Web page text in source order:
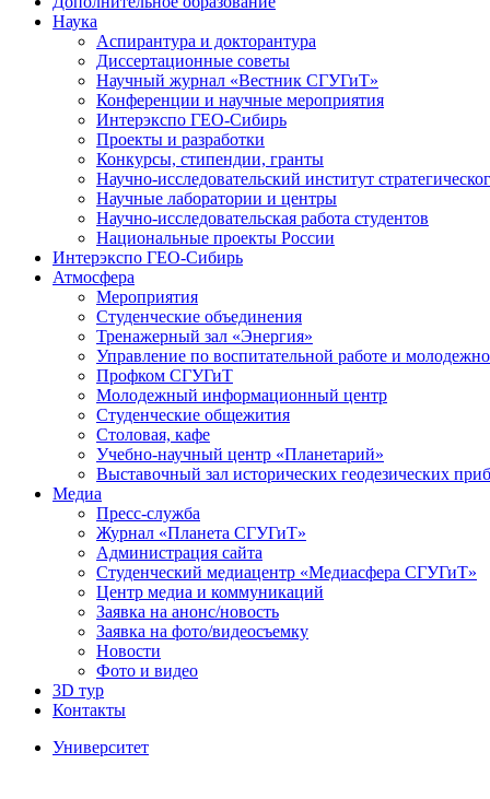
Наука
Аспирантура и докторантура
Диссертационные советы
Научный журнал «Вестник СГУГиТ»
Конференции и научные мероприятия
Интерэкспо ГЕО-Сибирь
Проекты и разработки
Конкурсы, стипендии, гранты
Научно-исследовательский институт
Научные лаборатории и центры
Научно-исследовательская работа студентов
Национальные проекты России
Интерэкспо ГЕО-Сибирь
Атмосфера
Мероприятия
Студенческие объединения
Тренажерный зал «Энергия»
Управление по воспитательной работе и
Профком СГУГиТ
Молодежный информационный центр
Студенческие общежития
Столовая, кафе
Учебно-научный центр «Планетарий»
Выставочный зал исторических геодезических
Медиа
Пресс-служба
Журнал «Планета СГУГиТ»
Администрация сайта
Студенческий медиацентр «Медиасфера СГУГиТ»
Центр медиа и коммуникаций
Заявка на анонс/новость
Заявка на фото/видеосъемку
Новости
Фото и видео
3D тур
Контакты
Университет